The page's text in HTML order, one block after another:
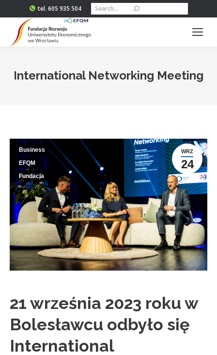
tel. 605 935 504 Szukaj:
International Networking Meeting
WRZ
24
Business
EFQM
Fundacja
21 września 2023 roku w
Bolesławcu odbyło się
International